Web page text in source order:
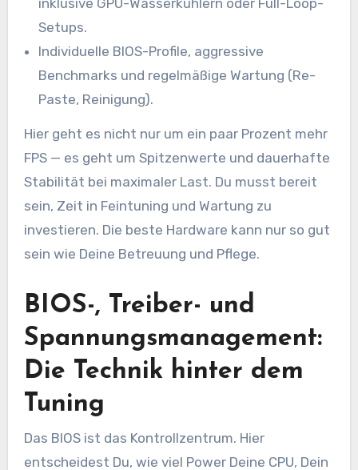
Setups.
Individuelle BIOS-Profile, aggressive
Benchmarks und regelmäßige Wartung (Re-
Paste, Reinigung).
Hier geht es nicht nur um ein paar Prozent mehr
FPS — es geht um Spitzenwerte und dauerhafte
Stabilität bei maximaler Last. Du musst bereit
sein, Zeit in Feintuning und Wartung zu
investieren. Die beste Hardware kann nur so gut
sein wie Deine Betreuung und Pflege.
BIOS-, Treiber- und
Spannungsmanagement:
Die Technik hinter dem
Tuning
Das BIOS ist das Kontrollzentrum. Hier
entscheidest Du, wie viel Power Deine CPU, Dein